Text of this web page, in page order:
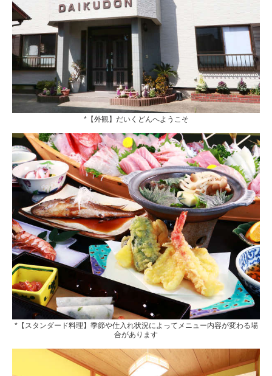
*【外観】だいくどんへようこそ
*【スタンダード料理】季節や仕入れ状況によってメニュー内容が変わる場
合があります